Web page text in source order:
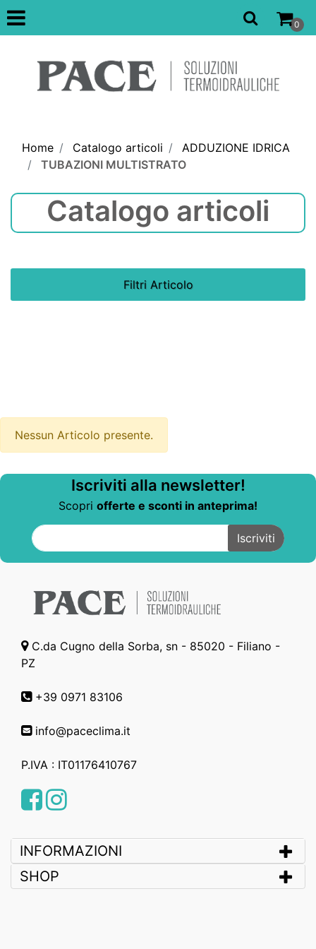
Open
0
Home Catalogo articoli
ADDUZIONE IDRICA
TUBAZIONI MULTISTRATO
Catalogo articoli
Filtri Articolo
Nessun Articolo presente.
Iscriviti alla newsletter!
Scopri offerte e sconti in anteprima!
C.da Cugno della Sorba, sn - 85020 - Filiano -
PZ
+39 0971 83106
info@paceclima.it
P.IVA : IT01176410767
Facebook
Instagram
INFORMAZIONI
SHOP